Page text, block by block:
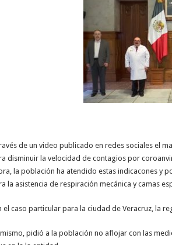
de un video publicado en redes sociales el
disminuir la velocidad de contagios por
la población ha atendido estas indicacones y
la asistencia de respiración mecánica y camas
el caso particular para la ciudad de Veracruz, la
pidió a la población no aflojar con las